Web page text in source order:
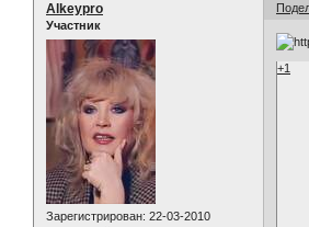
Alkeypro
Участник
Зарегистрирован: 22-03-2010
+1